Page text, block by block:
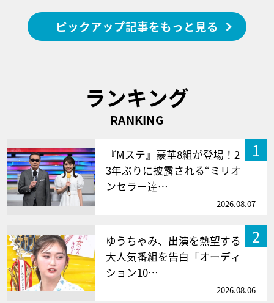
ピックアップ記事をもっと見る
ランキング
RANKING
1
『Mステ』豪華8組が登場！2
3年ぶりに披露される“ミリオ
ンセラー達…
2026.08.07
2
ゆうちゃみ、出演を熱望する
大人気番組を告白「オーディ
ション10…
2026.08.06